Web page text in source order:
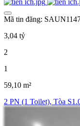
Mã tin đăng:
3,04 tỷ
2
1
59,10 m²
2 PN (1 Toilet), Tòa